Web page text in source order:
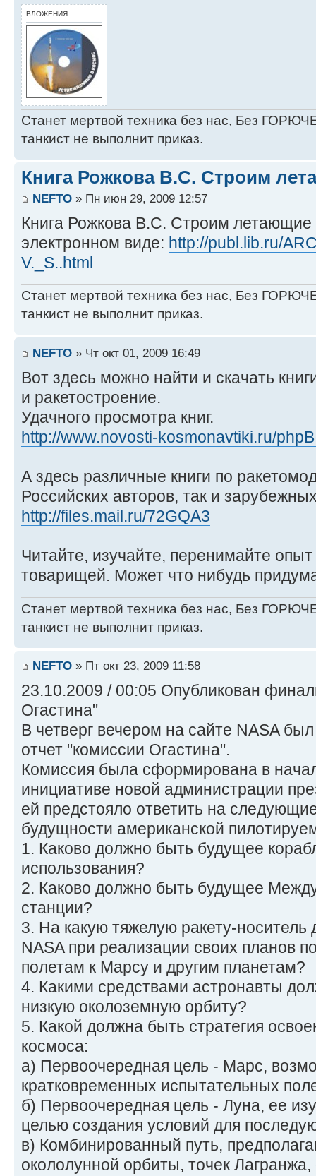
ВЛОЖЕНИЯ
Станет мертвой техника без нас, Без
танкист не выполнит приказ.
Книга Рожкова В.С. Строим
NEFTO » Пн июн 29, 2009 12:57
Книга Рожкова В.С. Строим
электронном виде: http://publ.lib.ru/
V._S..html
Станет мертвой техника без нас, Без
танкист не выполнит приказ.
NEFTO » Чт окт 01, 2009 16:49
Вот здесь можно найти и скачать
и ракетостроение.
Удачного просмотра книг.
http://www.novosti-kosmonavtiki.ru/
А здесь различные книги по
Российских авторов, так и
http://files.mail.ru/72GQA3
Читайте, изучайте, перенимайте
товарищей. Может что нибудь
Станет мертвой техника без нас, Без
танкист не выполнит приказ.
NEFTO » Пт окт 23, 2009 11:58
23.10.2009 / 00:05 Опубликован
Огастина"
В четверг вечером на сайте NASA
отчет "комиссии Огастина".
Комиссия была сформирована в
инициативе новой администрации
ей предстояло ответить на
будущности американской
1. Каково должно быть будущее
использования?
2. Каково должно быть будущее
станции?
3. На какую тяжелую ракету-носитель
NASA при реализации своих планов
полетам к Марсу и другим планетам?
4. Какими средствами астронавты
низкую околоземную орбиту?
5. Какой должна быть стратегия
космоса:
а) Первоочередная цель - Марс,
кратковременных испытательных
б) Первоочередная цель - Луна, ее
целью создания условий для
в) Комбинированный путь,
окололунной орбиты, точек